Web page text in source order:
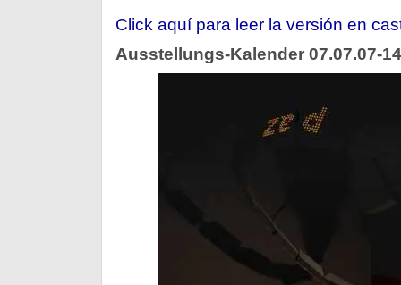
Click aquí para leer la versión en
Ausstellungs-Kalender 07.07.07-